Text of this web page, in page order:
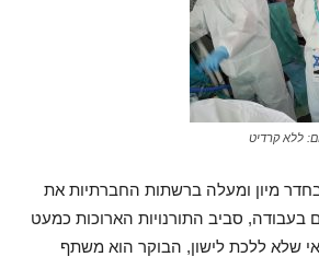
ללא קרדיט
בחדר מיון ומעלה ברשתות החברתיות את
בעבודה, סביב התורנויות הארוכות כמעט
שלא ללכת לישון, הבוקר הוא משתף